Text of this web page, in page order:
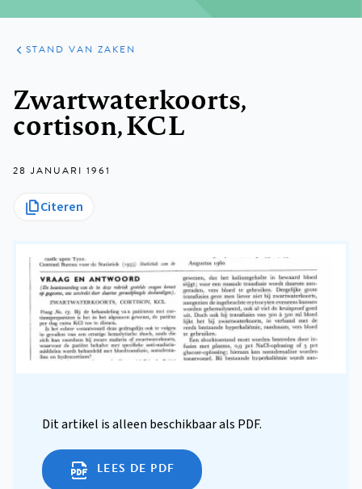
ARTIKELEN
PRAKTIJK
STAND VAN ZAKEN
Zwartwaterkoorts,
cortison, KCL
28 JANUARI 1961
Citeren
Dit artikel is alleen beschikbaar als PDF.
LEES DE PDF